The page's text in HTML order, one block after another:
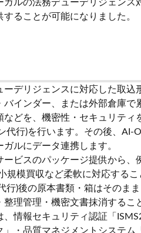
ルの法務デューデリジェン
ることが可能になりました。
ーデリジェンスに対応した取
バインダー、または外部倉庫
どを、機密性・セキュリテ
代行)を行います。その後、AI-
ルにデータ連携します。
ービスのパッケージ提供から
規模買収など柔軟に対応するこ
行)後の原本書類・箱はそのま
理管理・機密文書抹消するこ
、情報セキュリティ認証「
・品質マネジメントシステ